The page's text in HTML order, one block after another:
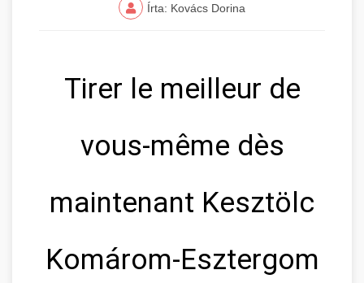
Írta: Kovács Dorina
Tirer le meilleur de
vous-même dès
maintenant Kesztölc
Komárom-Esztergom